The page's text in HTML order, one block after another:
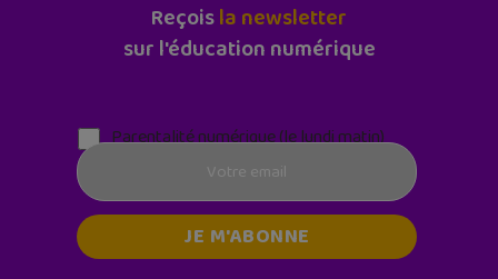
Reçoisla newsletter
sur l'éducation numérique
Parentalité numérique (le lundi matin)